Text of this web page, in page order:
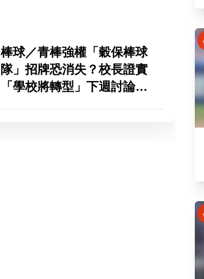
棒球／青棒強權「穀保棒球
隊」招牌恐消失？校長證實
「學校將轉型」下週討論去